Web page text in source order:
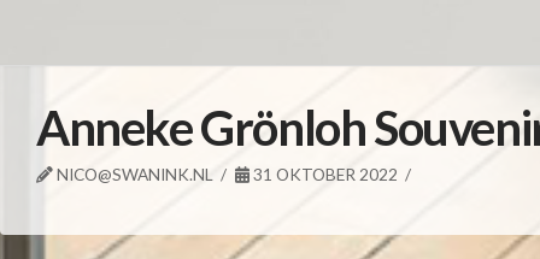
Anneke Grönloh
NICO@SWANINK.NL 31 OKTOBER 2022